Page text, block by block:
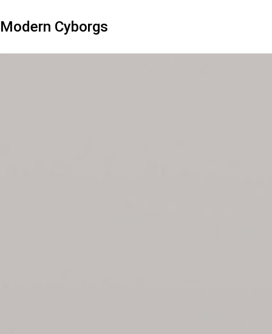
Modern Cyborgs